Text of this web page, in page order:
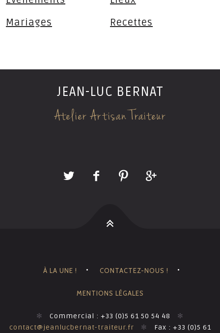
Mariages
Recettes
JEAN-LUC BERNAT
Atelier Artisan Traiteur
À LA UNE ! CONTACTEZ-NOUS !
MENTIONS LÉGALES
✻ Commercial : +33 (0)5 61 50 54 48
✻
contact@jeanlucbernat-traiteur.fr
✻ Fax : +33 (0)5 61